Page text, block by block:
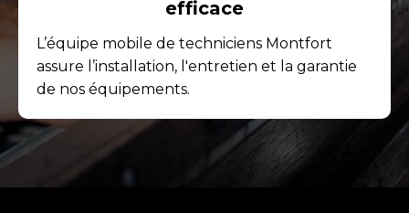
efficace
L’équipe mobile de techniciens Montfort
assure l’installation, l'entretien et la garantie
de nos équipements.